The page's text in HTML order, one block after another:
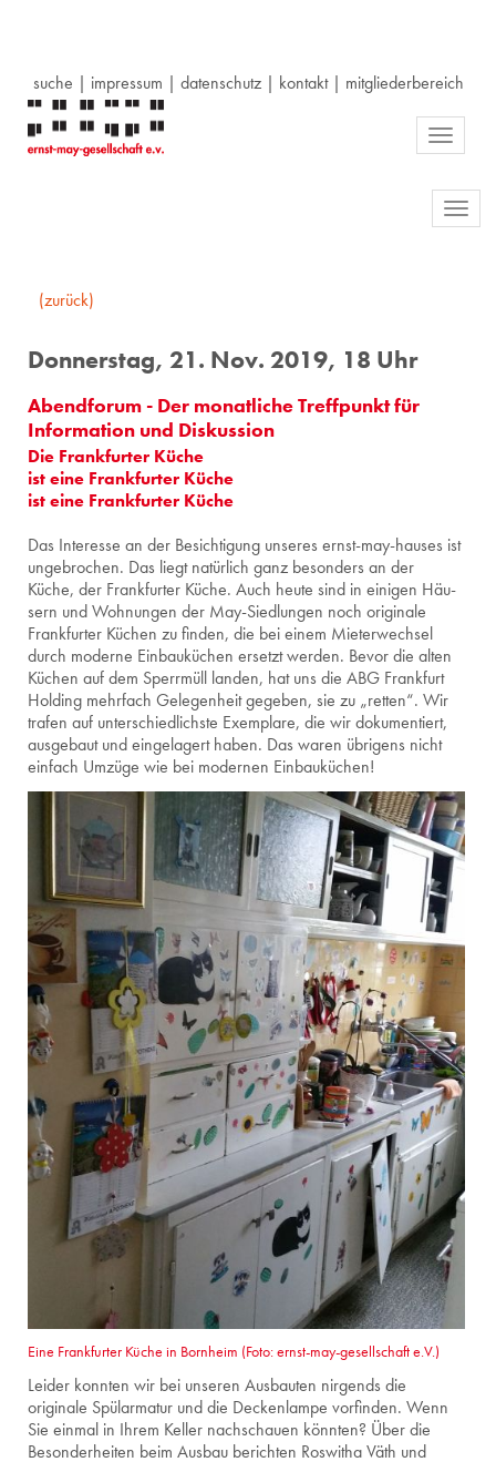
suche | impressum | datenschutz| kontakt| mitgliederbereich
Toggle
(zurück)
Donnerstag, 21. Nov. 2019, 18 Uhr
Abendforum - Der monatliche Treffpunkt für
Information und Diskussion
Die Frank­fur­ter Küche
ist eine Frank­fur­ter Küche
ist eine Frank­fur­ter Küche
Das In­ter­es­se an der Be­sich­ti­gung un­se­res ernst-may-hau­ses ist
un­ge­bro­chen. Das liegt na­tür­lich ganz be­son­ders an der
Küche, der Frank­fur­ter Küche. Auch heute sind in ei­ni­gen Häu­
sern und Woh­nun­gen der May-Sied­lun­gen noch ori­gi­na­le
Frank­fur­ter Kü­chen zu fin­den, die bei einem Mie­ter­wech­sel
durch mo­der­ne Ein­bau­kü­chen er­setzt wer­den. Bevor die alten
Kü­chen auf dem Sperr­müll lan­den, hat uns die ABG Frank­furt
Hol­ding mehr­fach Ge­le­gen­heit ge­ge­ben, sie zu „ret­ten“. Wir
tra­fen auf un­ter­schied­lichs­te Ex­em­pla­re, die wir do­ku­men­tiert,
aus­ge­baut und ein­ge­la­gert haben. Das waren üb­ri­gens nicht
ein­fach Um­zü­ge wie bei mo­der­nen Ein­bau­kü­chen!
Eine Frankfurter Küche in Bornheim (Foto: ernst-may-gesellschaft e.V.)
Leider konnten wir bei unseren Ausbauten nirgends die
originale Spülarmatur und die Deckenlampe vorfinden. Wenn
Sie einmal in Ihrem Keller nachschauen könnten? Über die
Besonderheiten beim Ausbau berichten Roswitha Väth und